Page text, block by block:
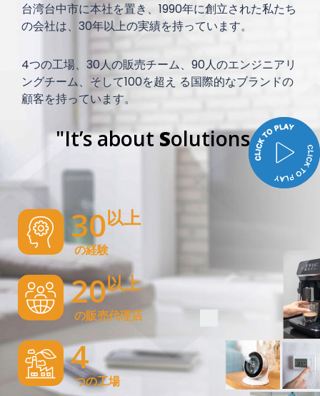
台湾台中市に本社を置き、1990年に創立された私たち
の会社は、30年以上の実績を持っています。
4つの工場、30人の販売チーム、90人のエンジニアリ
ングチーム、そして100を超え る国際的なブランドの
顧客を持っています。
"It’s aboutSolutions."
30以上
の経験
20以上
の販売代理店
4
つの工場